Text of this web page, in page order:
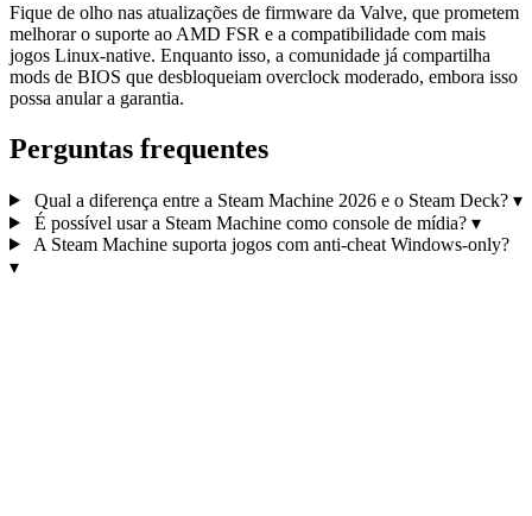
Fique de olho nas atualizações de firmware da Valve, que prometem
melhorar o suporte ao AMD FSR e a compatibilidade com mais
jogos Linux‑native. Enquanto isso, a comunidade já compartilha
mods de BIOS que desbloqueiam overclock moderado, embora isso
possa anular a garantia.
Perguntas frequentes
Qual a diferença entre a Steam Machine 2026 e o Steam Deck? ▾
É possível usar a Steam Machine como console de mídia? ▾
A Steam Machine suporta jogos com anti‑cheat Windows‑only?
▾